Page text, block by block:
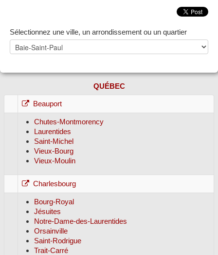
Sélectionnez une ville, un arrondissement ou un quartier
QUÉBEC
Beauport
Chutes-Montmorency
Laurentides
Saint-Michel
Vieux-Bourg
Vieux-Moulin
Charlesbourg
Bourg-Royal
Jésuites
Notre-Dame-des-Laurentides
Orsainville
Saint-Rodrigue
Trait-Carré